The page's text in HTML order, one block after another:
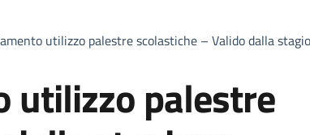
utilizzo palestre scolastiche – Valido dalla
utilizzo palestre